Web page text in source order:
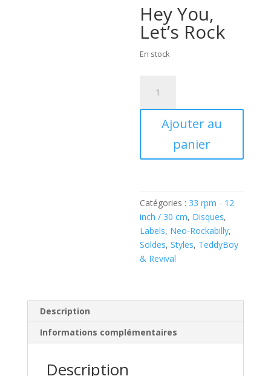
était :
15,00 €.
actuel
est :
10,00 €.
Hey You,
Let’s Rock
En stock
Ronnie
Nightingale
Hey
You,
Let's
Rock
‎(
Vinyl,
)
Ajouter au
panier
Catégories : 33 rpm - 12
inch / 30 cm, Disques,
Labels, Neo-Rockabilly,
Soldes,Styles, TeddyBoy
& Revival
Description
Informations complémentaires
Description